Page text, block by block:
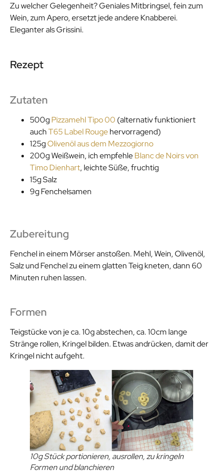
Zu welcher Gelegenheit? Geniales Mitbringsel, fein zum
Wein, zum Apero, ersetzt jede andere Knabberei.
Eleganter als Grissini.
Rezept
Zutaten
500gPizzamehl Tipo 00 (alternativ funktioniert
auchT65 Label Rougehervorragend)
125gOlivenöl aus dem Mezzogiorno
200g Weißwein, ich empfehleBlanc de Noirs von
Timo Dienhart, leichte Süße, fruchtig
15g Salz
9g Fenchelsamen
Zubereitung
Fenchel in einem Mörser anstoßen. Mehl, Wein, Olivenöl,
Salz und Fenchel zu einem glatten Teig kneten, dann 60
Minuten ruhen lassen.
Formen
Teigstücke von je ca. 10g abstechen, ca. 10cm lange
Stränge rollen, Kringel bilden. Etwas andrücken, damit der
Kringel nicht aufgeht.
10g Stück portionieren, ausrollen, zu kringeln
Formen und blanchieren